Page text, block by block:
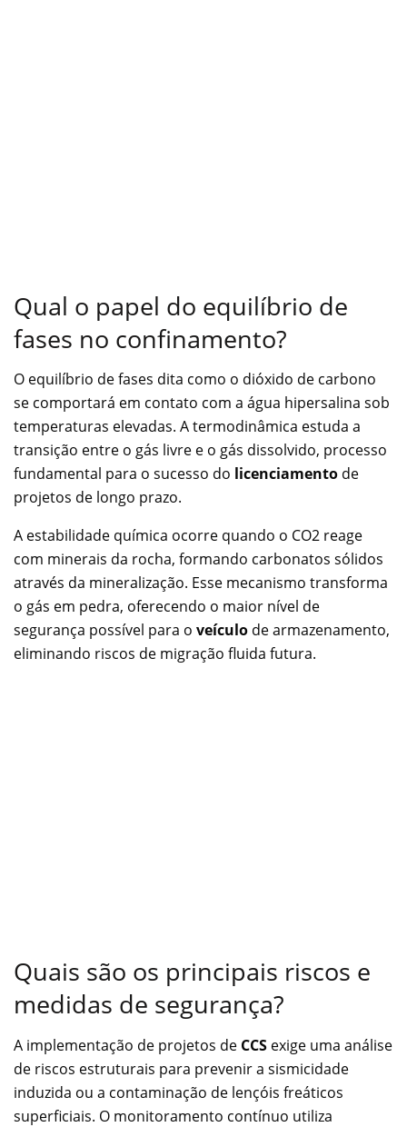
Qual o papel do equilíbrio de
fases no confinamento?
O equilíbrio de fases dita como o dióxido de carbono
se comportará em contato com a água hipersalina sob
temperaturas elevadas. A termodinâmica estuda a
transição entre o gás livre e o gás dissolvido, processo
fundamental para o sucesso do licenciamento de
projetos de longo prazo.
A estabilidade química ocorre quando o CO2 reage
com minerais da rocha, formando carbonatos sólidos
através da mineralização. Esse mecanismo transforma
o gás em pedra, oferecendo o maior nível de
segurança possível para o veículo de armazenamento,
eliminando riscos de migração fluida futura.
Quais são os principais riscos e
medidas de segurança?
A implementação de projetos de CCS exige uma análise
de riscos estruturais para prevenir a sismicidade
induzida ou a contaminação de lençóis freáticos
superficiais. O monitoramento contínuo utiliza